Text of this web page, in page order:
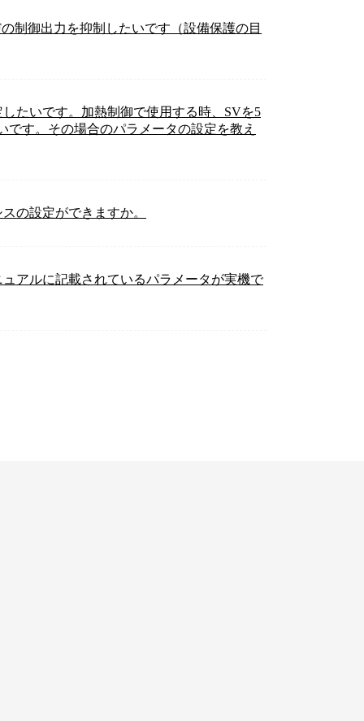
制御出力を抑制したいです（設備保護の目
たいです。加熱制御で使用する時、SVを5
す。その場合のパラメータの設定を教え
の設定ができますか。
アルに記載されているパラメータが実機で